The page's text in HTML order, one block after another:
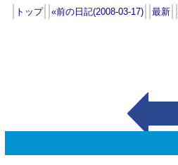
トップ «前の日記(2008-03-17) 最新